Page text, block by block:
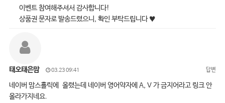
이벤트 참여해주셔서 감사합니다!
상품권 문자로 발송드렸으니, 확인 부탁드립니다 ♥
태오태은맘 03.23 09:41 답변
네이버 맘스홀릭에 올렸는데 네이버 영어약자에 A, V 가 금지어라고 링크 안
올라가지네요.